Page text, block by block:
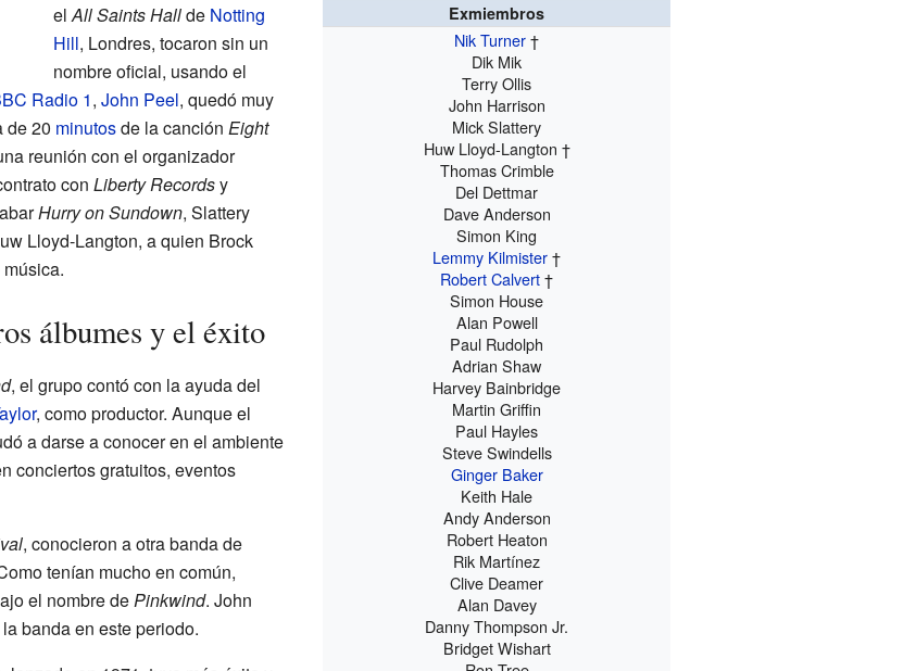
Exmiembros
Nik Turner†
Dik Mik
Terry Ollis
John Harrison
Mick Slattery
Huw Lloyd-Langton †
Thomas Crimble
Del Dettmar
Dave Anderson
Simon King
Lemmy Kilmister†
Robert Calvert†
Simon House
Alan Powell
Paul Rudolph
Adrian Shaw
Harvey Bainbridge
Martin Griffin
Paul Hayles
Steve Swindells
Ginger Baker
Keith Hale
Andy Anderson
Robert Heaton
Rik Martínez
Clive Deamer
Alan Davey
Danny Thompson Jr.
Bridget Wishart
elAll Saints Hallde Notting
Hill, Londres, tocaron sin un
nombre oficial, usando el
Radio 1, John Peel, quedó muy
de 20 minutosde la canción Eight
reunión con el organizador
con Liberty Recordsy
Hurry on Sundown, Slattery
Lloyd-Langton, a quien Brock
álbumes y el éxito
, el grupo contó con la ayuda del
, como productor. Aunque el
a darse a conocer en el ambiente
conciertos gratuitos, eventos
, conocieron a otra banda de
tenían mucho en común,
el nombre dePinkwind. John
banda en este periodo.